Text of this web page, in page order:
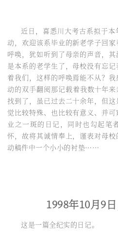
近日，喜悉川大考古系拟于
动，欢迎该系毕业的新老学子回
呼唤，犹如听到了母亲的声音，
是本系的老学生了，母校没有忘
着我们，这样的呼唤焉能不从？
动的双手翻阅那记载着我数十年
找到了，虽已过去二十余年，但
觉比较特殊、也比较有意义、并
业之一斑的日记，同时也勾起笔
怀，故将其诚情奉上，谨表对母
动稿件中一个小小的衬垫……
1998年10月9
这是一篇全纪实的日记。